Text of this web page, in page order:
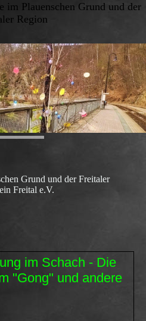
im Plauenschen Grund und der
Region
Grund und der Freitaler
Freital e.V.
im Schach - Die
"Gong" und andere